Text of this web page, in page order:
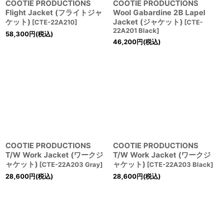
COOTIE PRODUCTIONS
Flight Jacket (フライトジャ
ケット) [CTE-22A210]
58,300円(税込)
COOTIE PRODUCTIONS
Wool Gabardine 2B Lapel
Jacket (ジャケット) [CTE-
22A201 Black]
46,200円(税込)
COOTIE PRODUCTIONS
T/W Work Jacket (ワークジ
ャケット) [CTE-22A203 Gray]
28,600円(税込)
COOTIE PRODUCTIONS
T/W Work Jacket (ワークジ
ャケット) [CTE-22A203 Black]
28,600円(税込)